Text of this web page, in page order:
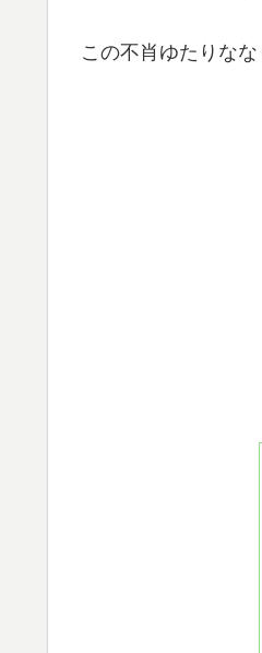
この不肖ゆたりな